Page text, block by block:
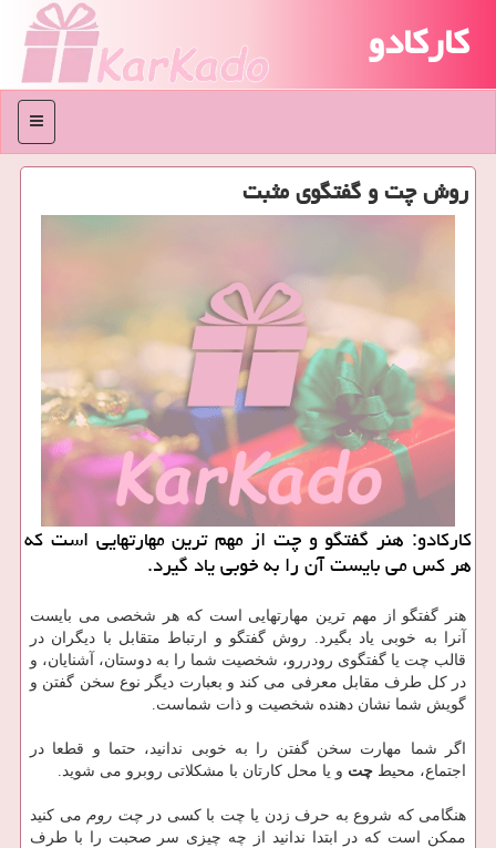
کارکادو
منو
روش چت و گفتگوی مثبت
كاركادو: هنر گفتگو و چت از مهم ترین مهارتهایی است كه
هر كس می بایست آن را به خوبی یاد گیرد.
هنر گفتگو از مهم ترین مهارتهایی است که هر شخصی می بایست
آنرا به خوبی یاد بگیرد. روش گفتگو و ارتباط متقابل با دیگران در
قالب چت یا گفتگوی رودررو، شخصیت شما را به دوستان، آشنایان، و
در کل طرف مقابل معرفی می کند و بعبارت دیگر نوع سخن گفتن و
گویش شما نشان دهنده شخصیت و ذات شماست.
اگر شما مهارت سخن گفتن را به خوبی ندانید، حتما و قطعا در
اجتماع، محیط چت و یا محل کارتان با مشکلاتی روبرو می شوید.
هنگامی که شروع به حرف زدن یا چت با کسی درچت روم می کنید
ممکن است که در ابتدا ندانید از چه چیزی سر صحبت را با طرف